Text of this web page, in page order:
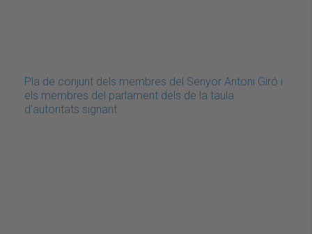
Pla de conjunt dels membres del Senyor Antoni Giró i
els membres del parlament dels de la taula
d'autoritats signant